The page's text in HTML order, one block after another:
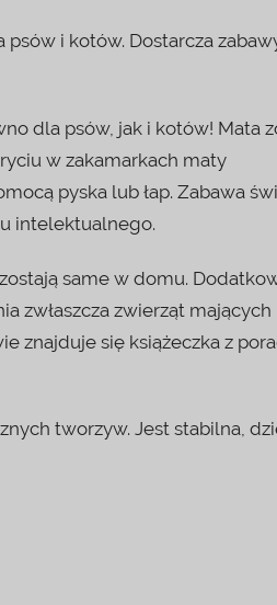
i kotów. Dostarcza
dla psów, jak i kotów! Mata
w zakamarkach maty
pyska lub łap. Zabawa
intelektualnego.
same w domu.
zwłaszcza zwierząt mających
znajduje się książeczka z
tworzyw. Jest stabilna,